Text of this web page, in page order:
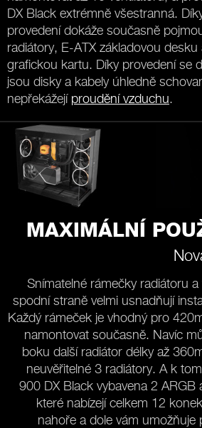
DX Black extrémně všestranná.
provedení dokáže současně
radiátory, E-ATX základovou
grafickou kartu. Díky provedení se
jsou disky a kabely úhledně
nepřekážejí proudění vzduchu.
MAXIMÁLNÍ
Snímatelné rámečky radiátoru
spodní straně velmi usnadňují
Každý rámeček je vhodný pro
namontovat současně. Navíc
boku další radiátor délky až
neuvěřitelné 3 radiátory. A k
900 DX Black vybavena 2 ARGB
které nabízejí celkem 12
nahoře a dole vám umožňuje